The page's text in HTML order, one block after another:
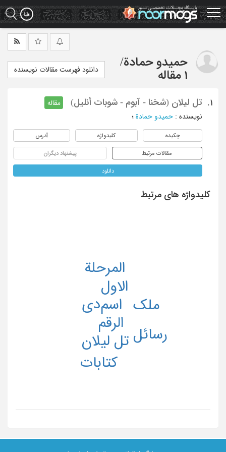
Skip
to
main
حمیدو حمادة/
1 مقاله
دانلود فهرست مقالات نویسنده
1. تل لیلان (شخنا - آبوم - شوبات أنلیل)
مقاله
نویسنده : حمیدو حمادة ؛
چکیده کلیدواژه آدرس
مقالات مرتبط پیشنهاد دیگران
دانلود
کلیدواژه های مرتبط
اسم
الاول
الرقم
المرحلة
تل لیلان
دی
رسائل
ملک
کتابات